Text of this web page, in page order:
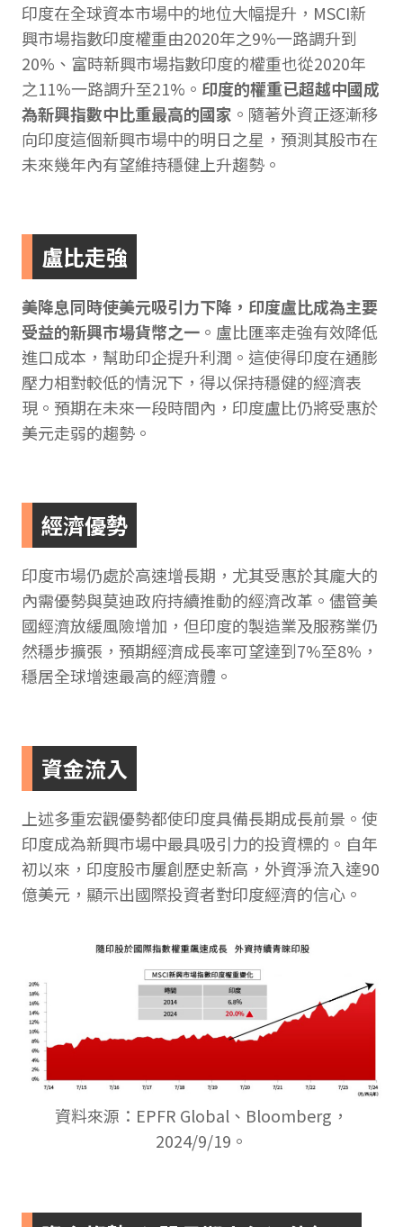
印度在全球資本市場中的地位大幅提升，MSCI新
興市場指數印度權重由2020年之9%一路調升到
20%、富時新興市場指數印度的權重也從2020年
之11%一路調升至21%。 印度的權重已超越中國成
為新興指數中比重最高的國家 。隨著外資正逐漸移
向印度這個新興市場中的明日之星，預測其股市在
未來幾年內有望維持穩健上升趨勢。
盧比走強
美降息同時使美元吸引力下降，印度盧比成為主要
受益的新興市場貨幣之一 。盧比匯率走強有效降低
進口成本，幫助印企提升利潤。這使得印度在通膨
壓力相對較低的情況下，得以保持穩健的經濟表
現。預期在未來一段時間內，印度盧比仍將受惠於
美元走弱的趨勢。
經濟優勢
印度市場仍處於高速增長期，尤其受惠於其龐大的
內需優勢與莫迪政府持續推動的經濟改革。儘管美
國經濟放緩風險增加，但印度的製造業及服務業仍
然穩步擴張，預期經濟成長率可望達到7%至8%，
穩居全球增速最高的經濟體。
資金流入
上述多重宏觀優勢都使印度具備長期成長前景。使
印度成為新興市場中最具吸引力的投資標的。自年
初以來，印度股市屢創歷史新高，外資淨流入達90
億美元，顯示出國際投資者對印度經濟的信心。
資料來源：EPFR Global、Bloomberg，
2024/9/19。